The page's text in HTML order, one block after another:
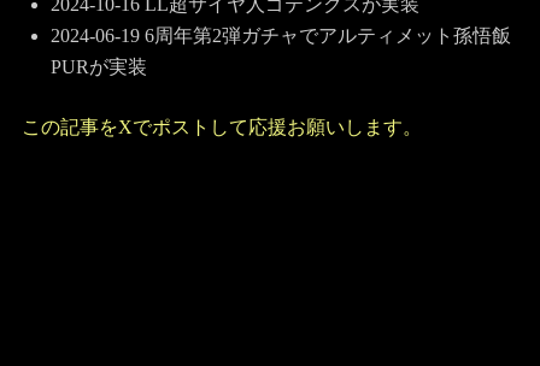
2024-06-19 6周年第2弾ガチャでアルティメット孫悟飯
PURが実装
この記事をXでポストして応援お願いします。